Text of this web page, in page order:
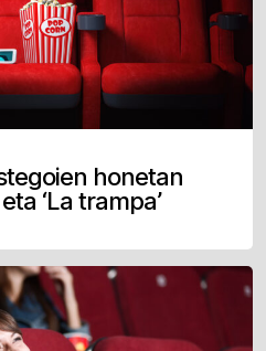
honetan
‘La trampa’